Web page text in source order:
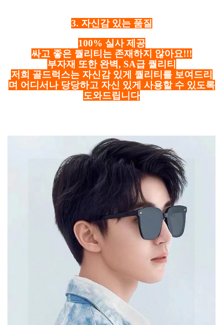
3. 자신감 있는 품질
100% 실사 제공
싸고 좋은 퀄리티는 존재하지 않아요!!!
부자재 또한 완벽, SA급 퀄리티
저희 골드럭스는 자신감 있게 퀄리티를 보여드리
며 어디서나 당당하고 자신 있게 사용할 수 있도록
도와드립니다